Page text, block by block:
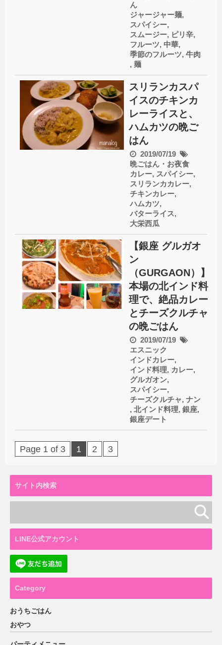
ん
ジャージャー麺,
スパイシー,
スムージー, ピリ辛,
フルーツ, 中華,
季節のフルーツ, 牛肉
, 麺
スリランカスパ
イスのチキンカ
レーライスと、
ハムカツの晩ご
はん
2019/07/19
晩ごはん・お夜食
カレー, スパイシー,
スリランカカレー,
チキンカレー,
ハムカツ,
バターライス,
大栄西瓜
【銀座 グルガオ
ン
（GURGAON）】
本場の北インド料
理で、絶品カレー
とチーズクルチャ
の晩ごはん
2019/07/19
エスニック
インドカレー,
インド料理, カレー,
グルガオン,
スパイシー,
チーズクルチャ, ナン
, 北インド料理, 銀座,
銀座デート
Page 1 of 3 1 2 3
サイト内検索
LINE公式アカウント
Category
おうちごはん
おやつ